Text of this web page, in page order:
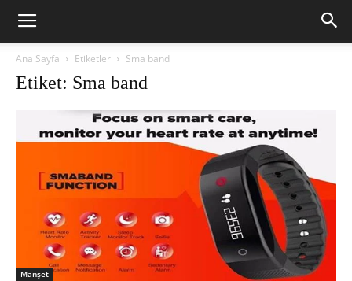
Ana Sayfa Etiketler Sma band
Etiket: Sma band
Manşet